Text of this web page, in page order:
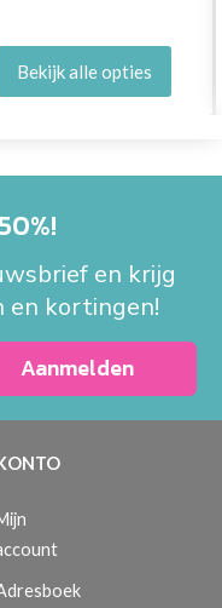
Bekijk alle opties
en krijg
en kortingen!
Aanmelden